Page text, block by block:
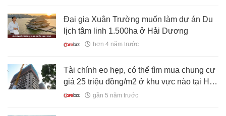
Đại gia Xuân Trường muốn làm dự án Du
lịch tâm linh 1.500ha ở Hải Dương
hơn 4 năm trước
Tài chính eo hẹp, có thể tìm mua chung cư
giá 25 triệu đồng/m2 ở khu vực nào tại Hà
Nội và Sài Gòn?
gần 5 năm trước